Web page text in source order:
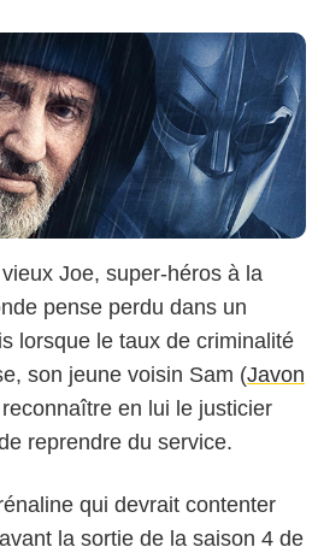
Joe, super-héros à la
pense perdu dans un
lorsque le taux de criminalité
son jeune voisin Sam (Javon
en lui le justicier
reprendre du service.
qui devrait contenter
avant la sortie de la saison 4 de